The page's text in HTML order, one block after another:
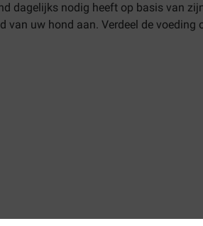
dagelijks nodig heeft op basis van
van uw hond aan. Verdeel de